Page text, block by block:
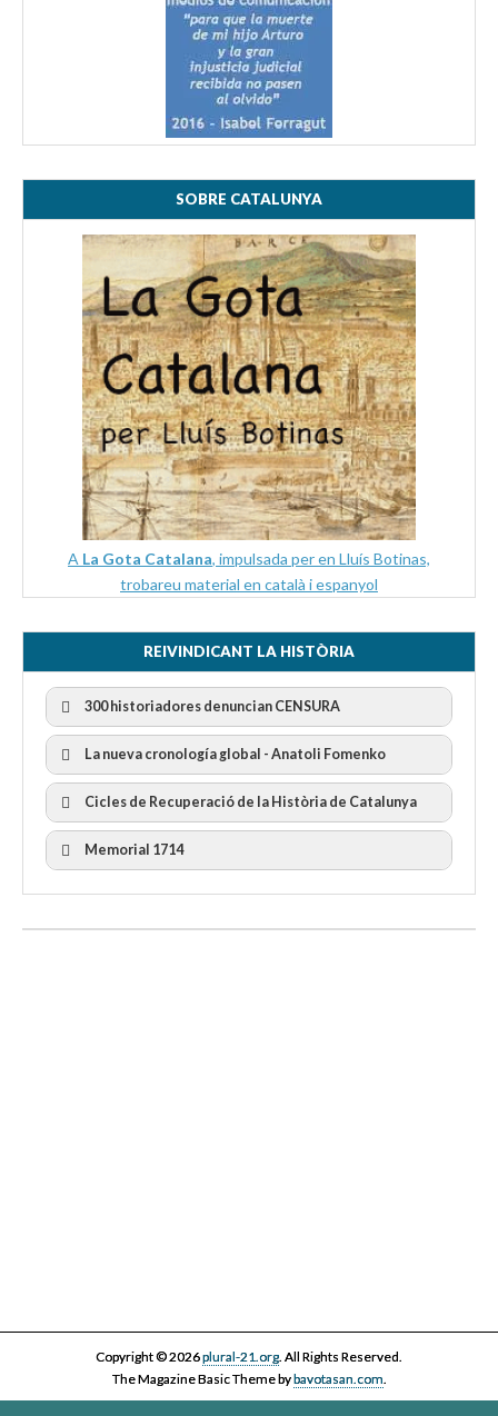
SOBRE CATALUNYA
A La Gota Catalana, impulsada per en Lluís Botinas,
trobareu material en català i espanyol
REIVINDICANT LA HISTÒRIA
300 historiadores denuncian CENSURA
300 Historiadors denuncien al “Gobierno Español” per la
censura
La nueva cronología global - Anatoli Fomenko
Cicles de Recuperació de la Història de Catalunya
I Cicle Història i Censura
II Cicle Història i Censura
Memorial 1714
Copyright © 2026plural-21.org. All Rights Reserved.
The Magazine Basic Theme bybavotasan.com.